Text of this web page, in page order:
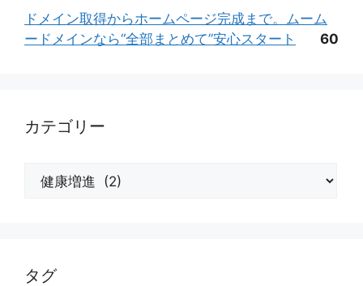
ドメイン取得からホームページ完成まで。ムーム
ードメインなら“全部まとめて”安心スタート
60
カテゴリー
タグ